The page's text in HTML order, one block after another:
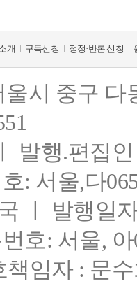
개 구독신청 정정·반론 신청
시 중구
발행.편집
: 서울,다
ㅣ 발행일
호: 서울,
책임자 : 문